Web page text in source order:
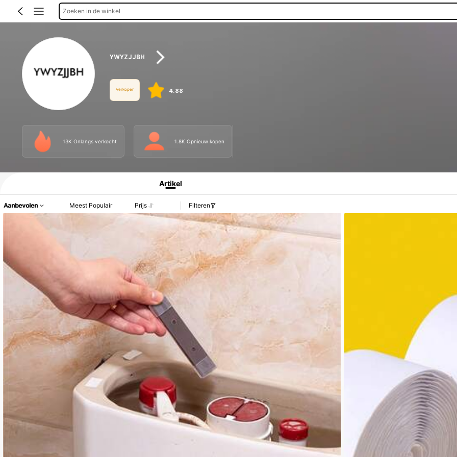
Zoeken in de winkel
YWYZJJBH
Verkoper 4.88
13K Onlangs verkocht 1.8K Opnieuw kopen
Productinformatie: Prijsopenbaring, Verkoop- en Voorraadgegevens.
Artikel
Aanbevolen Meest Populair Prijs Filteren